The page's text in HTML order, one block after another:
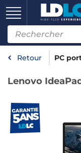
Retour PC
Lenovo